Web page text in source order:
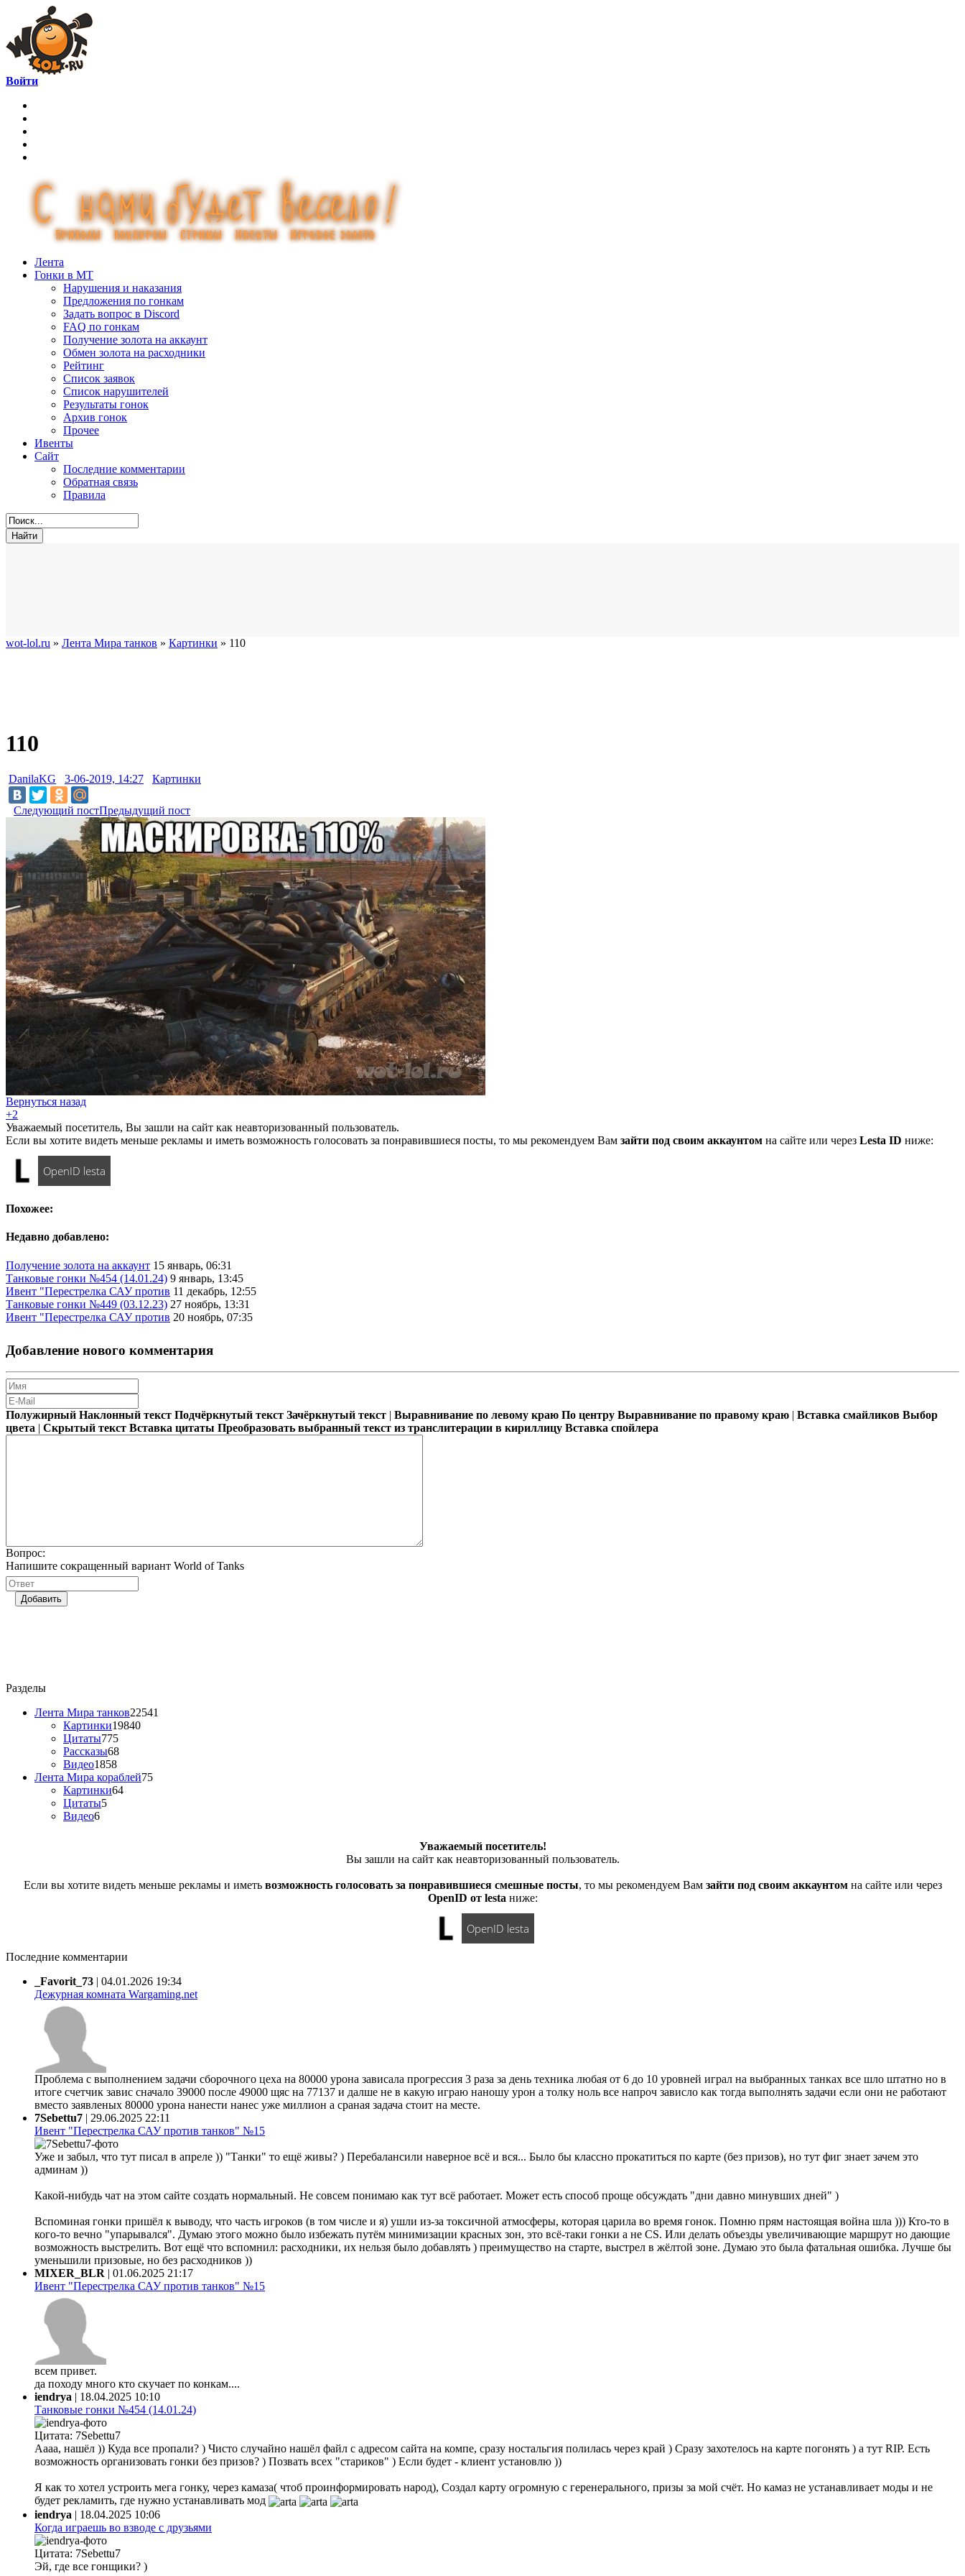
Войти
Лента
Гонки в МТ
Нарушения и наказания
Предложения по гонкам
Задать вопрос в Discord
FAQ по гонкам
Получение золота на аккаунт
Обмен золота на расходники
Рейтинг
Список заявок
Список нарушителей
Результаты гонок
Архив гонок
Прочее
Ивенты
Сайт
Последние комментарии
Обратная связь
Правила
wot-lol.ru » Лента Мира танков » Картинки » 110
110
DanilaKG 3-06-2019, 14:27 Картинки
Следующий постПредыдущий пост
Вернуться назад
+2
Уважаемый посетитель, Вы зашли на сайт как неавторизованный пользователь.
Если вы хотите видеть меньше рекламы и иметь возможность голосовать за понравившиеся посты, то мы рекомендуем Вам зайти под своим аккаунтом на сайте или через Lesta ID ниже:
OpenID lesta
Похожее:
Недавно добавлено:
Получение золота на аккаунт 15 январь, 06:31
Танковые гонки №454 (14.01.24) 9 январь, 13:45
Ивент "Перестрелка САУ против 11 декабрь, 12:55
Танковые гонки №449 (03.12.23) 27 ноябрь, 13:31
Ивент "Перестрелка САУ против 20 ноябрь, 07:35
Добавление нового комментария
Полужирный Наклонный текст Подчёркнутый текст Зачёркнутый текст | Выравнивание по левому краю По центру Выравнивание по правому краю | Вставка смайликов Выбор
цвета | Скрытый текст Вставка цитаты Преобразовать выбранный текст из транслитерации в кириллицу Вставка спойлера
Вопрос:
Напишите сокращенный вариант World of Tanks
Добавить
Разделы
Лента Мира танков22541
Картинки19840
Цитаты775
Рассказы68
Видео1858
Лента Мира кораблей75
Картинки64
Цитаты5
Видео6
Уважаемый посетитель!
Вы зашли на сайт как неавторизованный пользователь.
Если вы хотите видеть меньше рекламы и иметь возможность голосовать за понравившиеся смешные посты, то мы рекомендуем Вам зайти под своим аккаунтомна сайте или через
OpenID от lesta ниже:
OpenID lesta
Последние комментарии
_Favorit_73 | 04.01.2026 19:34
Дежурная комната Wargaming.net
Проблема с выполнением задачи сборочного цеха на 80000 урона зависала прогрессия 3 раза за день техника любая от 6 до 10 уровней играл на выбранных танках все шло штатно но в
итоге счетчик завис сначало 39000 после 49000 щяс на 77137 и далше не в какую играю наношу урон а толку ноль все напроч зависло как тогда выполнять задачи если они не работают
вместо заявленых 80000 урона нанести нанес уже миллион а сраная задача стоит на месте.
7Sebettu7 | 29.06.2025 22:11
Ивент "Перестрелка САУ против танков" №15
Уже и забыл, что тут писал в апреле )) "Танки" то ещё живы? ) Перебалансили наверное всё и вся... Было бы классно прокатиться по карте (без призов), но тут фиг знает зачем это
админам ))
Какой-нибудь чат на этом сайте создать нормальный. Не совсем понимаю как тут всё работает. Может есть способ проще обсуждать "дни давно минувших дней" )
Вспоминая гонки пришёл к выводу, что часть игроков (в том числе и я) ушли из-за токсичной атмосферы, которая царила во время гонок. Помню прям настоящая война шла ))) Кто-то в
кого-то вечно "упарывался". Думаю этого можно было избежать путём минимизации красных зон, это всё-таки гонки а не CS. Или делать объезды увеличивающие маршрут но дающие
возможность выстрелить. Вот ещё что вспомнил: расходники, их нельзя было добавлять ) преимущество на старте, выстрел в жёлтой зоне. Думаю это была фатальная ошибка. Лучше бы
уменьшили призовые, но без расходников ))
MIXER_BLR | 01.06.2025 21:17
Ивент "Перестрелка САУ против танков" №15
всем привет.
да походу много кто скучает по конкам....
iendrya | 18.04.2025 10:10
Танковые гонки №454 (14.01.24)
Цитата: 7Sebettu7
Аааа, нашёл )) Куда все пропали? ) Чисто случайно нашёл файл с адресом сайта на компе, сразу ностальгия полилась через край ) Сразу захотелось на карте погонять ) а тут RIP. Есть
возможность организовать гонки без призов? ) Позвать всех "стариков" ) Если будет - клиент установлю ))
Я как то хотел устроить мега гонку, через камаза( чтоб проинформировать народ), Создал карту огромную с геренерального, призы за мой счёт. Но камаз не устанавливает моды и не
будет рекламить, где нужно устанавливать мод
iendrya | 18.04.2025 10:06
Когда играешь во взводе с друзьями
Цитата: 7Sebettu7
Эй, где все гонщики? )